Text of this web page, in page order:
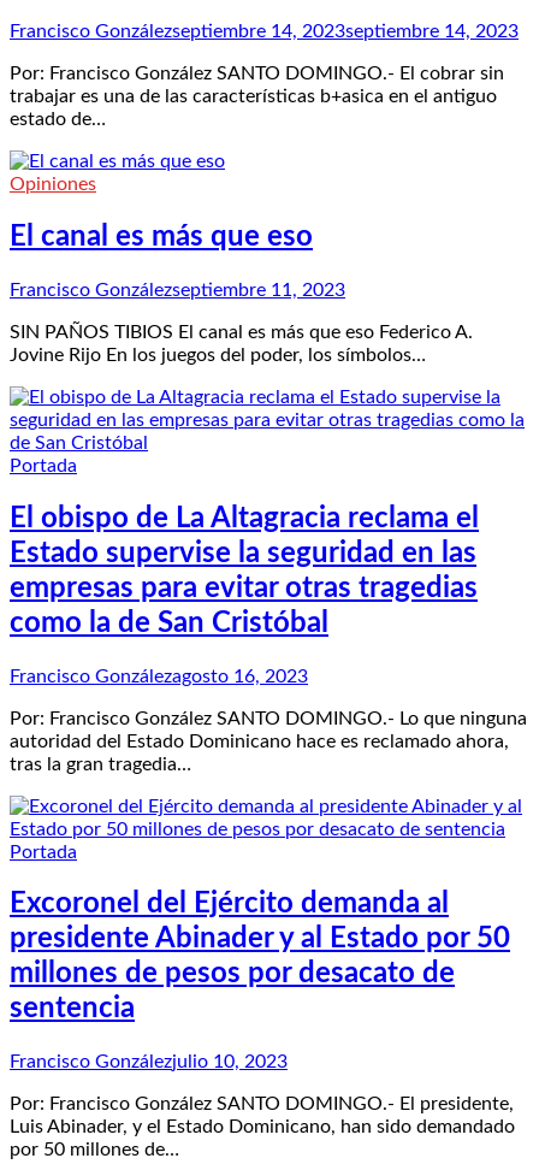
Francisco Gonzálezseptiembre 14, 2023septiembre 14, 2023
Por: Francisco González SANTO DOMINGO.- El cobrar sin
trabajar es una de las características b+asica en el antiguo
estado de…
Opiniones
El canal es más que eso
Francisco Gonzálezseptiembre 11, 2023
SIN PAÑOS TIBIOS El canal es más que eso Federico A.
Jovine Rijo En los juegos del poder, los símbolos…
Portada
El obispo de La Altagracia reclama el
Estado supervise la seguridad en las
empresas para evitar otras tragedias
como la de San Cristóbal
Francisco Gonzálezagosto 16, 2023
Por: Francisco González SANTO DOMINGO.- Lo que ninguna
autoridad del Estado Dominicano hace es reclamado ahora,
tras la gran tragedia…
Portada
Excoronel del Ejército demanda al
presidente Abinader y al Estado por 50
millones de pesos por desacato de
sentencia
Francisco Gonzálezjulio 10, 2023
Por: Francisco González SANTO DOMINGO.- El presidente,
Luis Abinader, y el Estado Dominicano, han sido demandado
por 50 millones de…